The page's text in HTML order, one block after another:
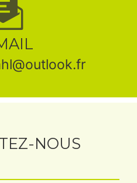
NOUS